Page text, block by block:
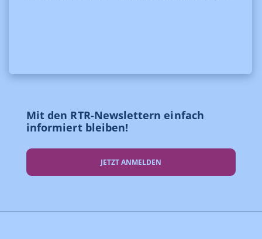
Mit den RTR-Newslettern einfach
informiert bleiben!
JETZT ANMELDEN